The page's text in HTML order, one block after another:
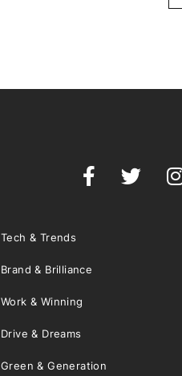
Tech & Trends
Brand & Brilliance
Work & Winning
Drive & Dreams
Green & Generation